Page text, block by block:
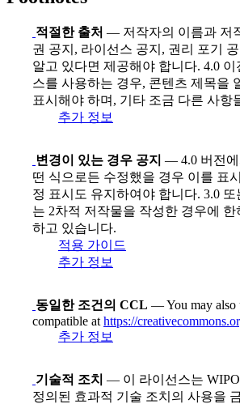
적절한 출처 — 저작자의 이름과 저
권 공지, 라이선스 공지, 권리 포기
알고 있다면 제공해야 합니다. 4.0 이
스를 사용하는 경우, 콘텐츠 제목을
표시해야 하며, 기타 조금 다른 사항
추가 정보
변경이 있는 경우 공지 — 4.0 버전에
떤 식으로든 수정했을 경우 이를 표
정 표시도 유지하여야 합니다. 3.0
는 2차적 저작물을 작성한 경우에
하고 있습니다.
적용 가이드
추가 정보
동일한 조건의 CCL — You may also
compatible at https://
추가 정보
기술적 조치 — 이 라이선스는 WIPO
정의된 효과적 기술 조치의 사용을